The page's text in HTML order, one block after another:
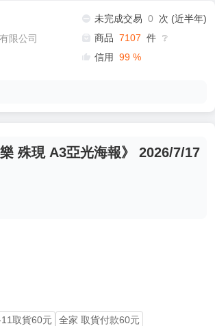
限公司
未完成交易 0
次 (近半年)
商品 7107 件 ❔
信用 99 %
殊現 A3亞光海報》 2026/7/17
取貨60元
全家 取貨付款60元